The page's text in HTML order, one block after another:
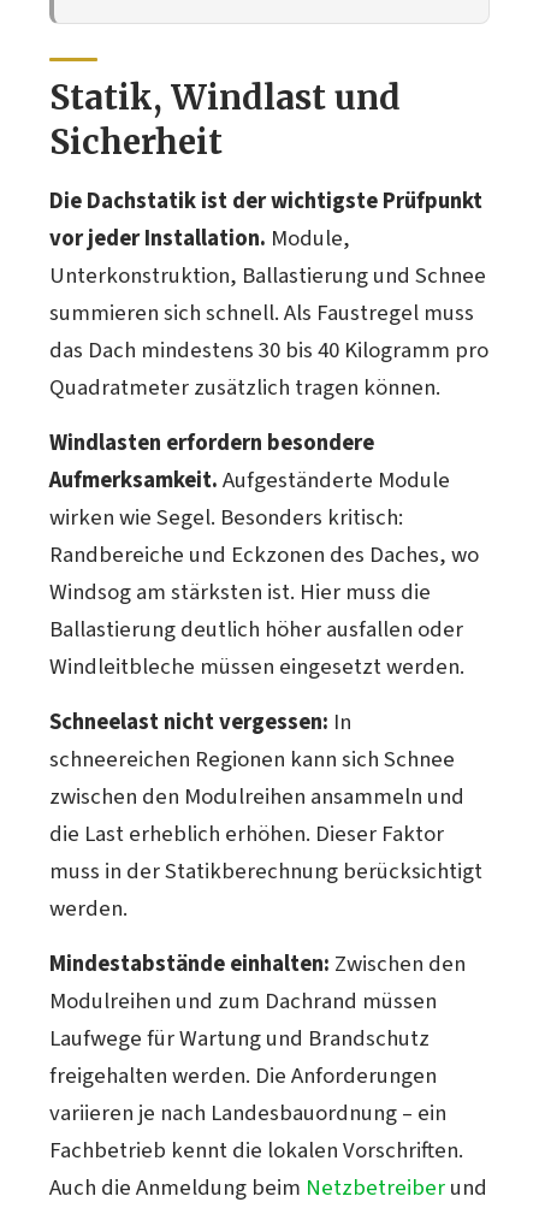
Statik, Windlast und
Sicherheit
Die Dachstatik ist der wichtigste Prüfpunkt
vor jeder Installation. Module,
Unterkonstruktion, Ballastierung und Schnee
summieren sich schnell. Als Faustregel muss
das Dach mindestens 30 bis 40 Kilogramm pro
Quadratmeter zusätzlich tragen können.
Windlasten erfordern besondere
Aufmerksamkeit.Aufgeständerte Module
wirken wie Segel. Besonders kritisch:
Randbereiche und Eckzonen des Daches, wo
Windsog am stärksten ist. Hier muss die
Ballastierung deutlich höher ausfallen oder
Windleitbleche müssen eingesetzt werden.
Schneelast nicht vergessen: In
schneereichen Regionen kann sich Schnee
zwischen den Modulreihen ansammeln und
die Last erheblich erhöhen. Dieser Faktor
muss in der Statikberechnung berücksichtigt
werden.
Mindestabstände einhalten: Zwischen den
Modulreihen und zum Dachrand müssen
Laufwege für Wartung und Brandschutz
freigehalten werden. Die Anforderungen
variieren je nach Landesbauordnung – ein
Fachbetrieb kennt die lokalen Vorschriften.
Auch die Anmeldung beim Netzbetreiberund